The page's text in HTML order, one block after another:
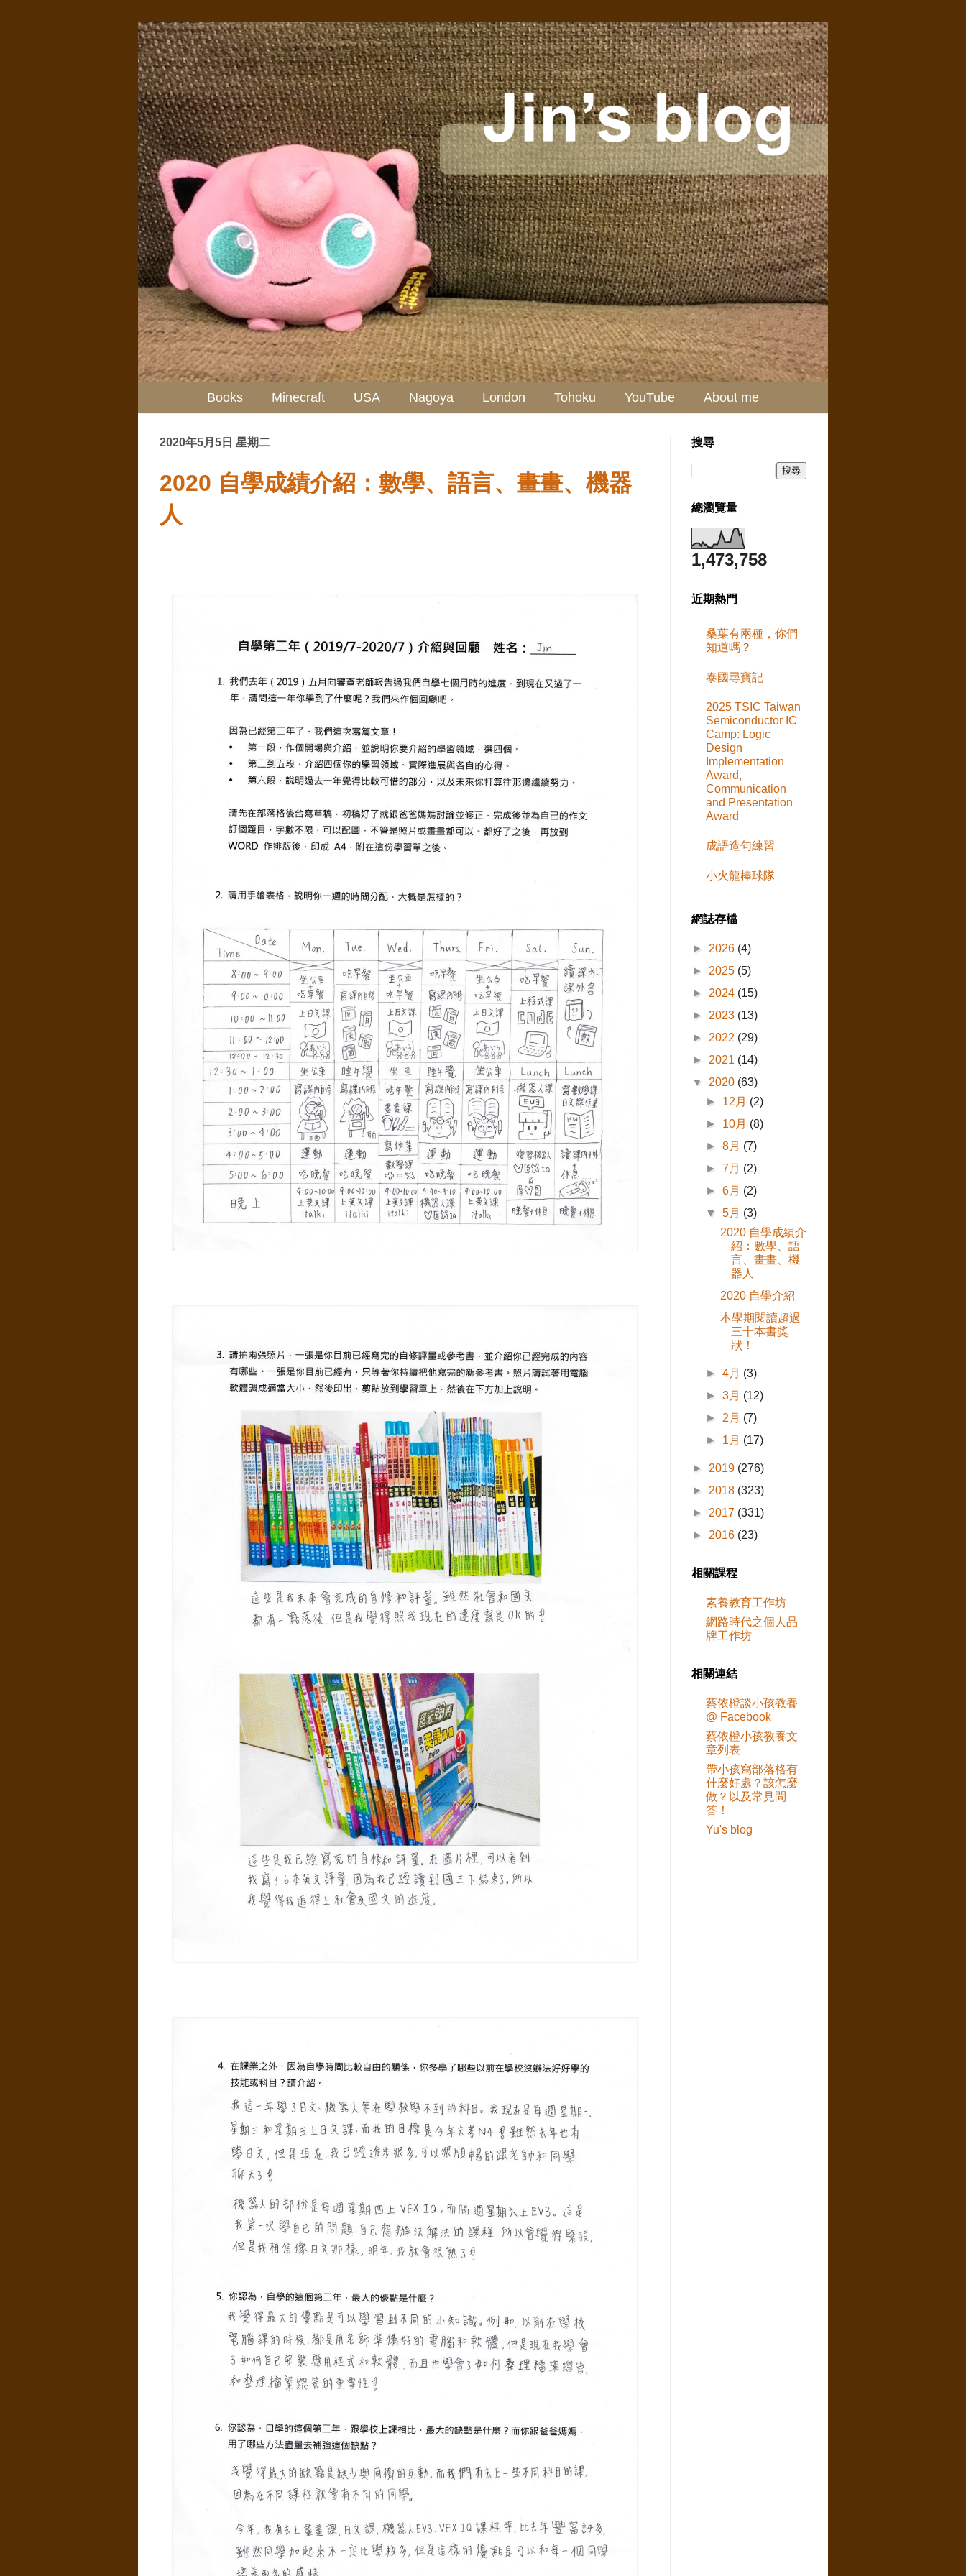
Books Minecraft USA Nagoya London Tohoku YouTube About me
2020年5月5日 星期二
2020 自學成績介紹：數學、語言、畫畫、機器
人
搜尋
總瀏覽量
1,473,758
近期熱門
桑葉有兩種，你們
知道嗎？
泰國尋寶記
2025 TSIC Taiwan
Semiconductor IC
Camp: Logic
Design
Implementation
Award,
Communication
and Presentation
Award
成語造句練習
小火龍棒球隊
網誌存檔
► 2026 (4)
► 2025 (5)
► 2024 (15)
► 2023 (13)
► 2022 (29)
► 2021 (14)
▼ 2020 (63)
► 12月 (2)
► 10月 (8)
►8月 (7)
►7月 (2)
►6月 (2)
▼5月 (3)
2020 自學成績介
紹：數學、語
言、畫畫、機
器人
2020 自學介紹
本學期閱讀超過
三十本書獎
狀！
►4月 (3)
►3月 (12)
► 2月 (7)
► 1月 (17)
► 2019 (276)
► 2018 (323)
► 2017 (331)
► 2016 (23)
相關課程
素養教育工作坊
網路時代之個人品
牌工作坊
相關連結
蔡依橙談小孩教養
@ Facebook
蔡依橙小孩教養文
章列表
帶小孩寫部落格有
什麼好處？該怎麼
做？以及常見問
答！
Yu's blog